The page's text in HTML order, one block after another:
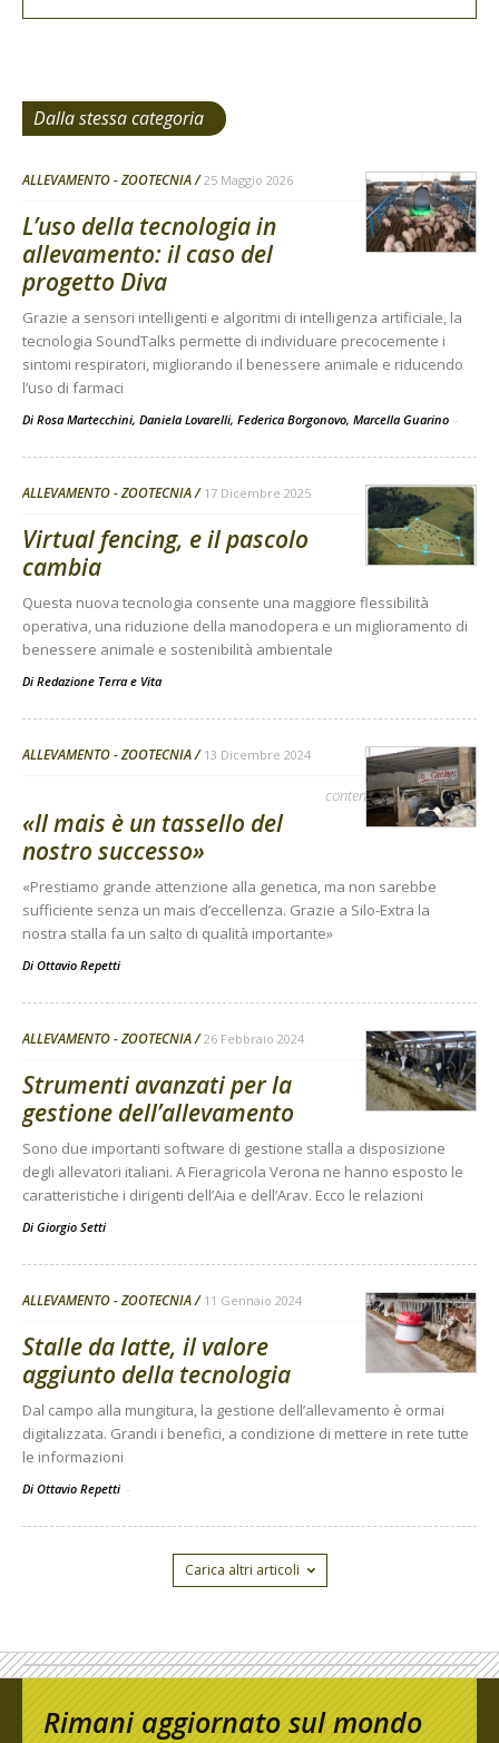
Dalla stessa categoria
ALLEVAMENTO - ZOOTECNIA 25 Maggio 2026
L’uso della tecnologia in
allevamento: il caso del
progetto Diva
Grazie a sensori intelligenti e algoritmi di intelligenza artificiale, la
tecnologia SoundTalks permette di individuare precocemente i
sintomi respiratori, migliorando il benessere animale e riducendo
l’uso di farmaci
Di Rosa Martecchini, Daniela Lovarelli, Federica Borgonovo, Marcella Guarino -
ALLEVAMENTO - ZOOTECNIA 17 Dicembre 2025
Virtual fencing, e il pascolo
cambia
Questa nuova tecnologia consente una maggiore flessibilità
operativa, una riduzione della manodopera e un miglioramento di
benessere animale e sostenibilità ambientale
Di Redazione Terra e Vita
ALLEVAMENTO - ZOOTECNIA 13 Dicembre 2024
contenuto sponsorizzato
«Il mais è un tassello del
nostro successo»
«Prestiamo grande attenzione alla genetica, ma non sarebbe
sufficiente senza un mais d’eccellenza. Grazie a Silo-Extra la
nostra stalla fa un salto di qualità importante»
Di Ottavio Repetti
ALLEVAMENTO - ZOOTECNIA 26 Febbraio 2024
Strumenti avanzati per la
gestione dell’allevamento
Sono due importanti software di gestione stalla a disposizione
degli allevatori italiani. A Fieragricola Verona ne hanno esposto le
caratteristiche i dirigenti dell’Aia e dell’Arav. Ecco le relazioni
Di Giorgio Setti
ALLEVAMENTO - ZOOTECNIA 11 Gennaio 2024
Stalle da latte, il valore
aggiunto della tecnologia
Dal campo alla mungitura, la gestione dell’allevamento è ormai
digitalizzata. Grandi i benefici, a condizione di mettere in rete tutte
le informazioni
Di Ottavio Repetti -
Carica altri articoli
Rimani aggiornato sul mondo